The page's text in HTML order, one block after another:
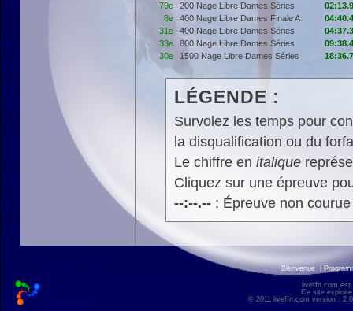
79e
200 Nage Libre Dames Séries
8e
400 Nage Libre Dames Finale A
31e
400 Nage Libre Dames Séries
33e
800 Nage Libre Dames Séries
30e
1500 Nage Libre Dames Séries
LÉGENDE :
Survolez les temps pour
la disqualification ou du
Le chiffre en italique
Cliquez sur une épreuve
--:--.--: Épreuve non
Bienvenue
liveffn.com est
Ce site
© 2011 liveffn.com version :